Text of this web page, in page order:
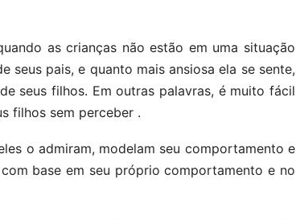
as crianças não estão em uma situação
seus pais, e quanto mais ansiosa ela se sente,
seus filhos. Em outras palavras, é muito fácil
filhos sem perceber .
o admiram, modelam seu comportamento e
base em seu próprio comportamento e no